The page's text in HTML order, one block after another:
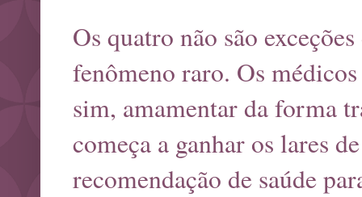
Os quatro não são
fenômeno raro. Os
sim, amamentar da forma
começa a ganhar os lares
recomendação de saúde